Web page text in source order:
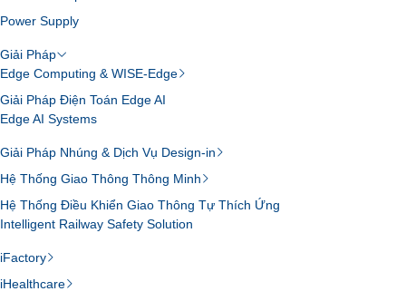
Power Supply
Giải Pháp
Edge Computing & WISE-Edge
Giải Pháp Điện Toán Edge AI
Edge AI Systems
Giải Pháp Nhúng & Dịch Vụ Design-in
Hệ Thống Giao Thông Thông Minh
Hệ Thống Điều Khiển Giao Thông Tự Thích Ứng
Intelligent Railway Safety Solution
iFactory
iHealthcare